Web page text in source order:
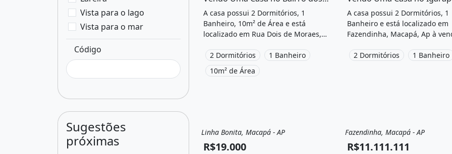
Vista para o lago
Vista para o mar
Código
Sugestões
próximas
A casa possui 2 Dormitórios, 1
Banheiro, 10m² de Área e está
localizado em Rua Dois de Moraes,
2 Dormitórios
1 Banheiro
10m² de Área
Venda Casa
Linha Bonita, Macapá - AP
R$19.000
A casa possui 2 Dormitórios, 1
Banheiro e está localizado em
Fazendinha, Macapá, Ap à
2 Dormitórios
1 Banheiro
Venda Casa
Fazendinha, Macapá - AP
R$11.111.111